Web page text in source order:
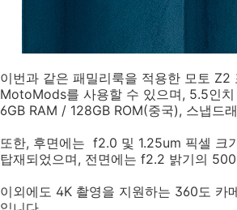
이번과 같은 패밀리룩을 적용한 모토
MotoMods를 사용할 수 있으며, 5.5인
6GB RAM / 128GB ROM(중국), 스냅드
또한, 후면에는 f2.0 및 1.25um 픽셀 크
탑재되었으며, 전면에는 f2.2 밝기의
이외에도 4K 촬영을 지원하는 360도 카